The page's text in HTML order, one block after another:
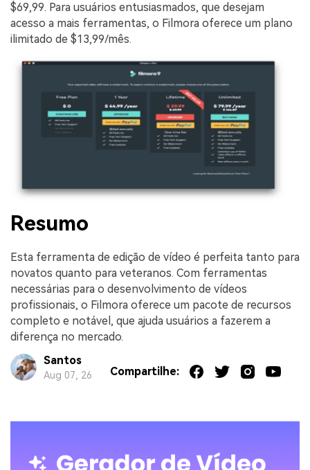
$69,99. Para usuários entusiasmados, que desejam
acesso a mais ferramentas, o Filmora oferece um plano
ilimitado de $13,99/mês.
Resumo
Esta ferramenta de edição de vídeo é perfeita tanto para
novatos quanto para veteranos. Com ferramentas
necessárias para o desenvolvimento de vídeos
profissionais, o Filmora oferece um pacote de recursos
completo e notável, que ajuda usuários a fazerem a
diferença no mercado.
Santos
Aug 07, 26 Compartilhe: